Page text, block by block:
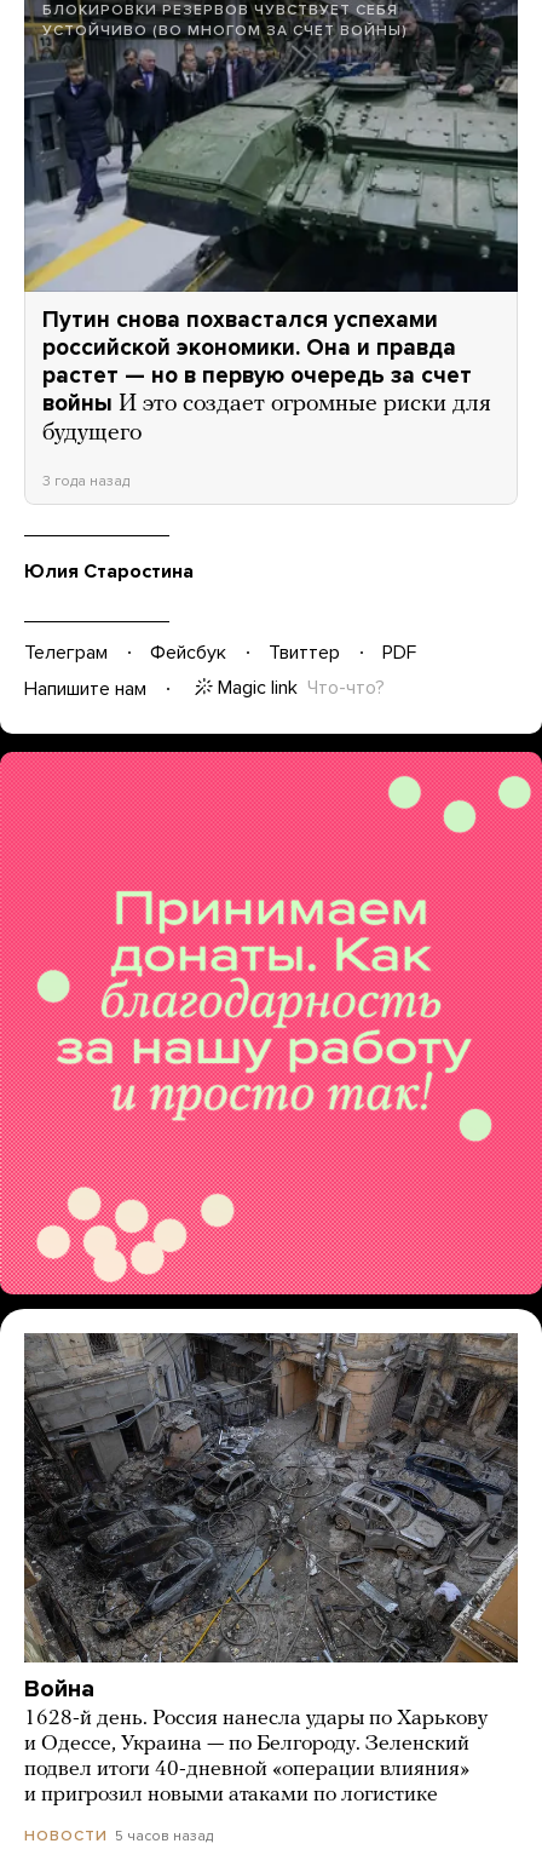
БЛОКИРОВКИ РЕЗЕРВОВ ЧУВСТВУЕТ СЕБЯ
УСТОЙЧИВО (ВО МНОГОМ ЗА СЧЕТ ВОЙНЫ)
Путин снова похвастался успехами
российской экономики. Она и правда
растет — но в первую очередь за счет
войны И это создает огромные риски для
будущего
3 года назад
Юлия Старостина
Телеграм Фейсбук Твиттер
PDF
Напишите нам
Magic link Что-что?
Война
1628-й день. Россия нанесла удары по Харькову
и Одессе, Украина — по Белгороду. Зеленский
подвел итоги 40-дневной «операции влияния»
и пригрозил новыми атаками по логистике
НОВОСТИ 5 часов назад